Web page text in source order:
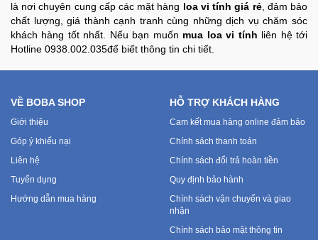
là nơi chuyên cung cấp các mặt hàng loa vi tính giá rẻ, đảm bảo
chất lượng, giá thành cạnh tranh cùng những dịch vụ chăm sóc
khách hàng tốt nhất. Nếu bạn muốn mua loa vi tính liên hệ tới
Hotline 0938.002.035để biết thông tin chi tiết.
VỀ BOBA SHOP
Giới thiệu
Góp ý khiếu nại
Liên hệ
Tuyển dụng
Hướng dẫn mua hàng
HỖ TRỢ KHÁCH HÀNG
Cam kết mua hàng online đảm bảo
Chính sách thanh toán
Chính sách đổi trả hoàn tiền
Quy định bảo hành
Chính sách vận chuyển và giao
nhận
Chính sách bảo mật thông tin